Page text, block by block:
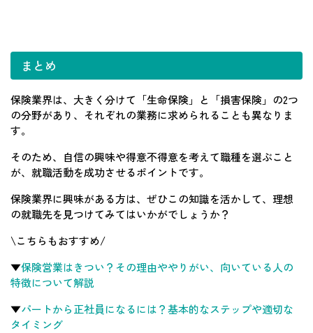
まとめ
保険業界は、大きく分けて「生命保険」と「損害保険」の2つ
の分野があり、それぞれの業務に求められることも異なりま
す。
そのため、自信の興味や得意不得意を考えて職種を選ぶこと
が、就職活動を成功させるポイントです。
保険業界に興味がある方は、ぜひこの知識を活かして、理想
の就職先を見つけてみてはいかがでしょうか？
\こちらもおすすめ/
▼保険営業はきつい？その理由ややりがい、向いている人の
特徴について解説
▼パートから正社員になるには？基本的なステップや適切な
タイミング